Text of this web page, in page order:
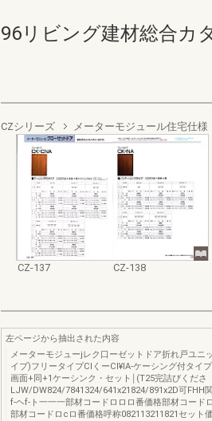
96リビング建材総合カ
CZシリーズ メーターモジュール住宅仕様
CZ-137 CZ-138
左ページから抽出された内容
メーターモジューjレク口ーゼットドア折れ戸ユニ
イプ)フリータイプCIくーCI¥IA-ケーシング付タイ
画面+同+1ケーシンク・セット￨(T25完詰びくださ
LJW/DW824/7841324/641x21824/891x2D可FHH
f-ヘf-ト一一一部材コードロロロ番価格部材コード
部材コードロcロ番価格呼称082113211821セット